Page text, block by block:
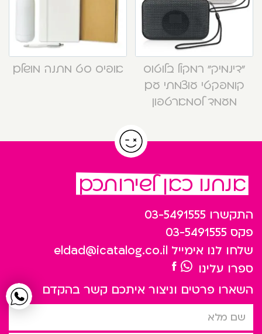
“דינמיק” רמקול בלוטוס
קומפקטי עוצמתי עם
מעמד לסמארטפון
אופיס סט מתנה מושלם
אנחנו כאן לשירותכם
התקשרו 03-5491555
פקס 03-5491555
שלחו לנו אימייל eldad@icatalog.co.il
ספרו עלינו
השארו פרטים וניצור איתכם קשר בהקדם
שם מלא